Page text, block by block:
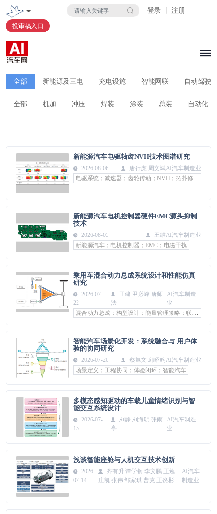
登录 丨 注册
投审稿入口
全部 新能源及三电 充电设施 智能网联 自动驾驶
全部 机加 冲压 焊装 涂装 总装 自动化
新能源汽车电驱轴齿NVH技术图谱研究
2026-08-06 唐行虎 周文斌AI汽车制造业
电驱系统；减速器；齿轮传动；NVH；拓扑修形；动平衡控制
新能源汽车电机控制器硬件EMC源头抑制
技术
2026-08-05 王维AI汽车制造业
新能源汽车；电机控制器；EMC；电磁干扰
乘用车混合动力总成系统设计和性能仿真
研究
2026-07-
22
王建 尹必峰 唐师
法
AI汽车制造
业
混合动力总成；构型设计；能量管理策略；联合仿真；性能分析
智能汽车场景化开发：系统融合与 用户体
验的协同研究
2026-07-20 蔡旭文 邱昭昀AI汽车制造业
场景定义；工程协同；体验闭环；智能汽车
多模态感知驱动的车载儿童情绪识别与智
能交互系统设计
2026-07-
15
刘静 刘海明 张雨
亭
AI汽车制造
业
浅谈智能座舱与人机交互技术创新
2026-
07-14
齐有升 谭学钢 李文鹏 王勉
庄凯 张伟 邹家琪 曹克 王炎彬
AI汽车
制造业